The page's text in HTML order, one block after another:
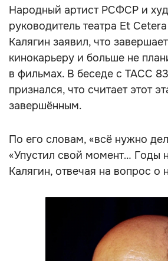
Народный артист РСФСР и
руководитель театра Et
Калягин заявил, что
кинокарьеру и больше не
в фильмах. В беседе с ТАСС
признался, что считает этот
завершённым.
По его словам, «всё нужно
«Упустил свой момент… Годы
Калягин, отвечая на вопрос о